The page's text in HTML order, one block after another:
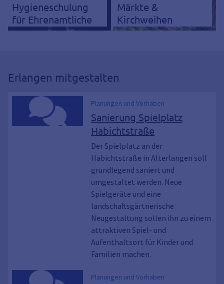
Hygieneschulung
für Ehrenamtliche
Märkte &
Kirchweihen
Erlangen mitgestalten
Planungen und Vorhaben
Sanierung Spielplatz
Habichtstraße
Der Spielplatz an der
Habichtstraße in Alterlangen soll
grundlegend saniert und
umgestaltet werden. Neue
Spielgeräte und eine
landschaftsgärtnerische
Neugestaltung sollen ihn zu einem
attraktiven Spiel- und
Aufenthaltsort für Kinder und
Familien machen.
Planungen und Vorhaben